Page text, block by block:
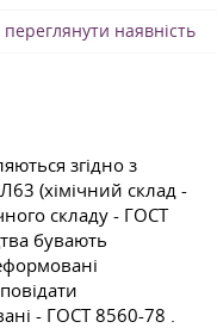
переглянути наявність
згідно з
(хімічний склад -
складу - ГОСТ
бувають
- ГОСТ 8560-78